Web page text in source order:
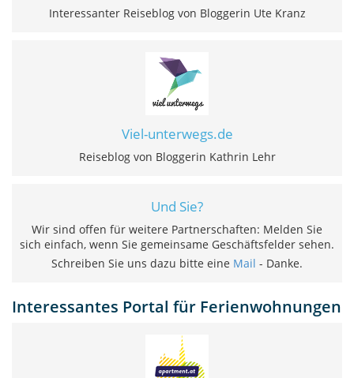
Interessanter Reiseblog von Bloggerin Ute Kranz
Viel-unterwegs.de
Reiseblog von Bloggerin Kathrin Lehr
Und Sie?
Wir sind offen für weitere Partnerschaften: Melden Sie
sich einfach, wenn Sie gemeinsame Geschäftsfelder sehen.
Schreiben Sie uns dazu bitte eine Mail - Danke.
Interessantes Portal für Ferienwohnungen